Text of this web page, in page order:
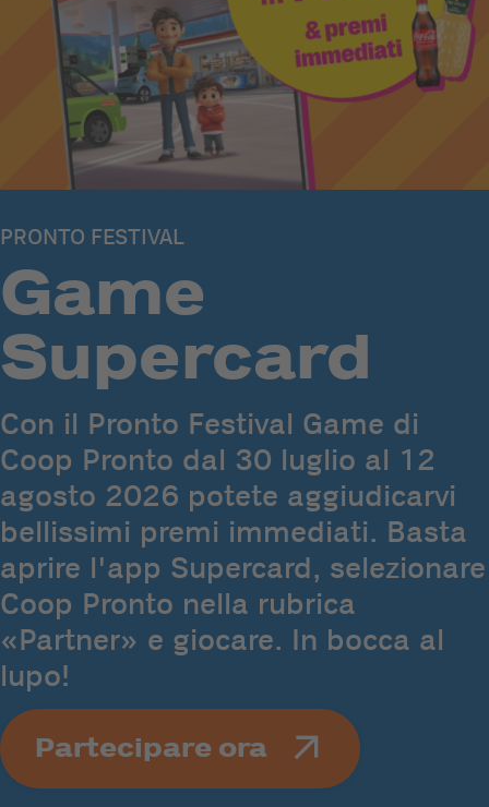
PRONTO FESTIVAL
Game
Supercard
Con il Pronto Festival Game di
Coop Pronto dal 30 luglio al 12
agosto 2026 potete aggiudicarvi
bellissimi premi immediati. Basta
aprire l'app Supercard, selezionare
Coop Pronto nella rubrica
«Partner» e giocare. In bocca al
lupo!
Partecipare ora